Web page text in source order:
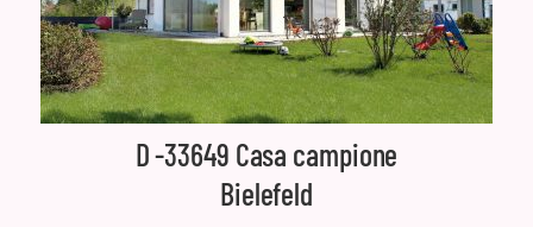
D -33649 Casa campione
Bielefeld